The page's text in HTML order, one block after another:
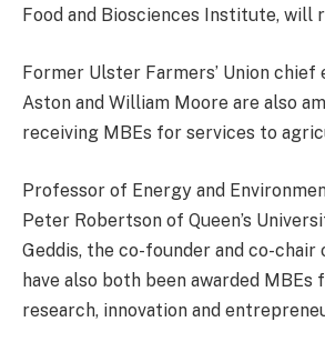
Food and Biosciences Institute, will
Former Ulster Farmers’ Union chief
Aston and William Moore are also
receiving MBEs for services to
Professor of Energy and
Peter Robertson of Queen’s
Geddis, the co-founder and co-chair
have also both been awarded MBEs
research, innovation and